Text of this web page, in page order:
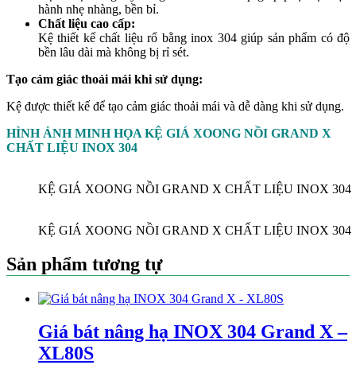
hành nhẹ nhàng, bền bỉ.
Chất liệu cao cấp:
Kệ thiết kế chất liệu rổ bằng inox 304 giúp sản phẩm có độ
bền lâu dài mà không bị rỉ sét.
Tạo cảm giác thoải mái khi sử dụng:
Kệ được thiết kế để tạo cảm giác thoải mái và dễ dàng khi sử dụng.
HÌNH ẢNH MINH HỌA KỆ GIÁ XOONG NỒI GRAND X
CHẤT LIỆU INOX 304
KỆ GIÁ XOONG NỒI GRAND X CHẤT LIỆU INOX 304
KỆ GIÁ XOONG NỒI GRAND X CHẤT LIỆU INOX 304
Sản phẩm tương tự
Giá bát nâng hạ INOX 304 Grand X –
XL80S